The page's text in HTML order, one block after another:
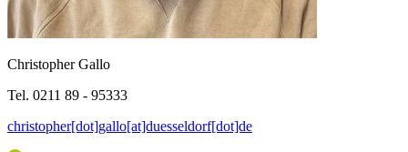
Christopher Gallo
Tel. 0211 89 - 95333
christopher[dot]gallo[at]duesseldorf[dot]de